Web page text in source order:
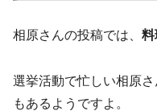
相原さんの投稿では、 料
選挙活動で忙しい相原
もあるようですよ。